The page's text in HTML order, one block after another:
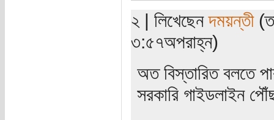
২ | লিখেছেনদময়ন্তী
৩:৫৭অপরাহ্ন)
অত বিস্তারিত বলতে
সরকারি গাইডলাইন